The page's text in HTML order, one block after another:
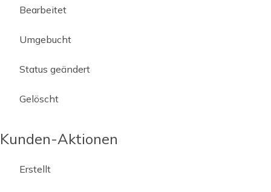
Bearbeitet
Umgebucht
Status geändert
Gelöscht
Kunden-Aktionen
Erstellt